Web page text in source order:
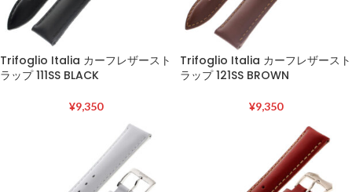
Trifoglio Italia カーフレザースト
ラップ 111SS BLACK
¥9,350
Trifoglio Italia カーフレザースト
ラップ 121SS BROWN
¥9,350